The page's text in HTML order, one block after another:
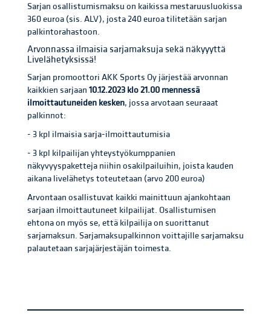
Sarjan osallistumismaksu on kaikissa mestaruusluokissa
360 euroa (sis. ALV), josta 240 euroa tilitetään sarjan
palkintorahastoon.
Arvonnassa ilmaisia sarjamaksuja sekä näkyyyttä
Livelähetyksissä!
Sarjan promoottori AKK Sports Oy järjestää arvonnan
kaikkien sarjaan 10.12.2023 klo 21.00 mennessä
ilmoittautuneiden kesken, jossa arvotaan seuraaat
palkinnot:
- 3 kpl ilmaisia sarja-ilmoittautumisia
- 3 kpl kilpailijan yhteystyökumppanien
näkyvyyspaketteja niihin osakilpailuihin, joista kauden
aikana livelähetys toteutetaan (arvo 200 euroa)
Arvontaan osallistuvat kaikki mainittuun ajankohtaan
sarjaan ilmoittautuneet kilpailijat. Osallistumisen
ehtona on myös se, että kilpailija on suorittanut
sarjamaksun. Sarjamaksupalkinnon voittajille sarjamaksu
palautetaan sarjajärjestäjän toimesta.